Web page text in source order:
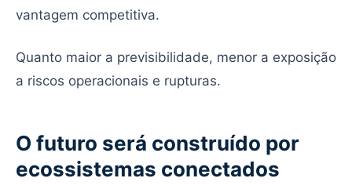
vantagem competitiva.
Quanto maior a previsibilidade, menor a exposição
a riscos operacionais e rupturas.
O futuro será construído por
ecossistemas conectados